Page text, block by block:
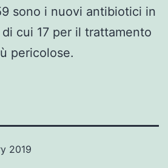
sono i nuovi antibiotici in
cui 17 per il trattamento
pericolose.
2019